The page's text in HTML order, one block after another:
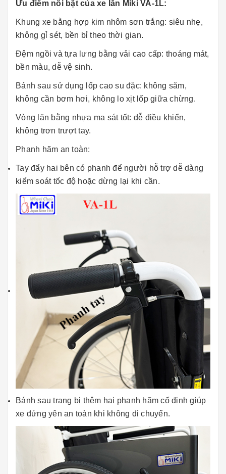
Ưu điểm nổi bật của xe lăn Miki VA-1L:
Khung xe bằng hợp kim nhôm sơn trắng: siêu nhẹ,
không gỉ sét, bền bỉ theo thời gian.
Đệm ngồi và tựa lưng bằng vải cao cấp: thoáng mát,
bền màu, dễ vệ sinh.
Bánh sau sử dụng lốp cao su đặc: không săm,
không cần bơm hơi, không lo xịt lốp giữa chừng.
Vòng lăn bằng nhựa ma sát tốt: dễ điều khiển,
không trơn trượt tay.
Phanh hãm an toàn:
Tay đẩy hai bên có phanh để người hỗ trợ dễ dàng
kiểm soát tốc độ hoặc dừng lại khi cần.
Bánh sau trang bị thêm hai phanh hãm cố định giúp
xe đứng yên an toàn khi không di chuyển.